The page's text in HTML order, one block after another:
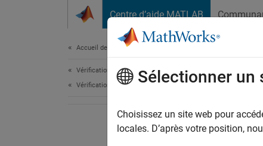
Centre d’aide MATLAB
Accueil de la documentation
Vérification, validation et test
Vérification de code
Sélectionner un
Choisissez un site web pour
locales. D’après votre position,